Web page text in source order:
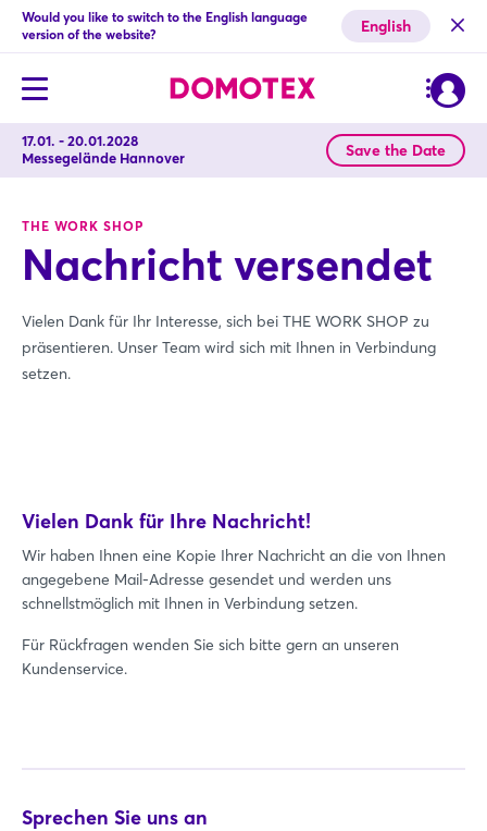
Would you like to switch to the English language
version of the website?
English
17.01. - 20.01.2028
Messegelände Hannover
Save the Date
THE WORK SHOP
Nachricht versendet
Vielen Dank für Ihr Interesse, sich bei THE WORK SHOP zu
präsentieren. Unser Team wird sich mit Ihnen in Verbindung
setzen.
Vielen Dank für Ihre Nachricht!
Wir haben Ihnen eine Kopie Ihrer Nachricht an die von Ihnen
angegebene Mail-Adresse gesendet und werden uns
schnellstmöglich mit Ihnen in Verbindung setzen.
Für Rückfragen wenden Sie sich bitte gern an unseren
Kundenservice.
Sprechen Sie uns an